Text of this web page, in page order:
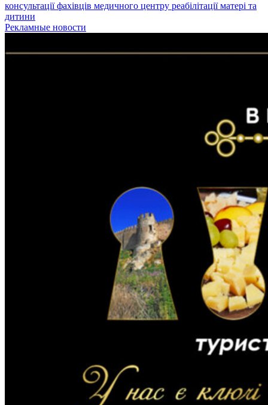
консультації фахівців медичного центру реабілітації матері та
дитини
Рекламные новости